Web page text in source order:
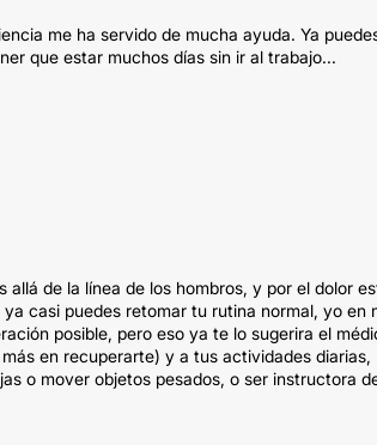
me ha servido de mucha ayuda. Ya
que estar muchos días sin ir al trabajo...
de la línea de los hombros, y por el dolor
casi puedes retomar tu rutina normal, yo en
posible, pero eso ya te lo sugerira el
en recuperarte) y a tus actividades diarias,
o mover objetos pesados, o ser instructora